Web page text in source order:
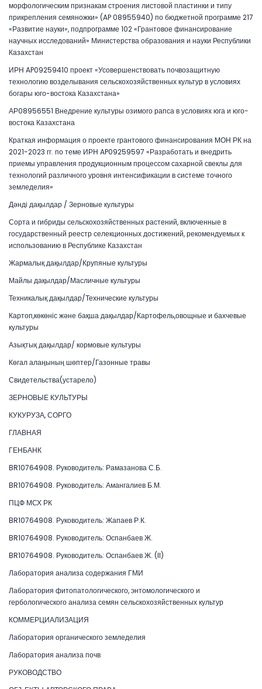
морфологическим признакам строения листовой пластинки и типу
прикрепления семяножки» (AP 08955940) по бюджетной программе 217
«Развитие науки», подпрограмме 102 «Грантовое финансирование
научных исследований» Министерства образования и науки Республики
Казахстан
ИРН AP09259410 проект «Усовершенствовать почвозащитную
технологию возделывания сельскохозяйственных культур в условиях
богары юго-востока Казахстана»
АР08956551 Внедрение культуры озимого рапса в условиях юга и юго-
востока Казахстана
Краткая информация о проекте грантового финансирования МОН РК на
2021-2023 гг. по теме ИРН AP09259597 «Разработать и внедрить
приемы управления продукционным процессом сахарной свеклы для
технологий различного уровня интенсификации в системе точного
земледелия»
Дәнді дақылдар / Зерновые культуры
Сорта и гибриды сельскохозяйственных растений, включенные в
государственный реестр селекционных достижений, рекомендуемых к
использованию в Республике Казахстан
Жармалық дақылдар/Крупяные культуры
Майлы дақылдар/Масличные культуры
Техникалық дақылдар/Технические культуры
Картоп,көкөніс және бақша дақылдар/Картофель,овощные и бахчевые
культуры
Азықтық дақылдар/ кормовые культуры
Көгал алаңының шөптер/Газонные травы
Свидетельства(устарело)
ЗЕРНОВЫЕ КУЛЬТУРЫ
КУКУРУЗА, СОРГО
ГЛАВНАЯ
ГЕНБАНК
BR10764908. Руководитель: Рамазанова С.Б.
BR10764908. Руководитель: Амангалиев Б.М.
ПЦФ МСХ РК
BR10764908. Руководитель: Жапаев Р.К.
BR10764908. Руководитель: Оспанбаев Ж.
BR10764908. Руководитель: Оспанбаев Ж. (II)
Лаборатория анализа содержания ГМИ
Лаборатория фитопатологического, энтомологического и
гербологического анализа семян сельскохозяйственных культур
КОММЕРЦИАЛИЗАЦИЯ
Лаборатория органического земледелия
Лаборатория анализа почв
РУКОВОДСТВО